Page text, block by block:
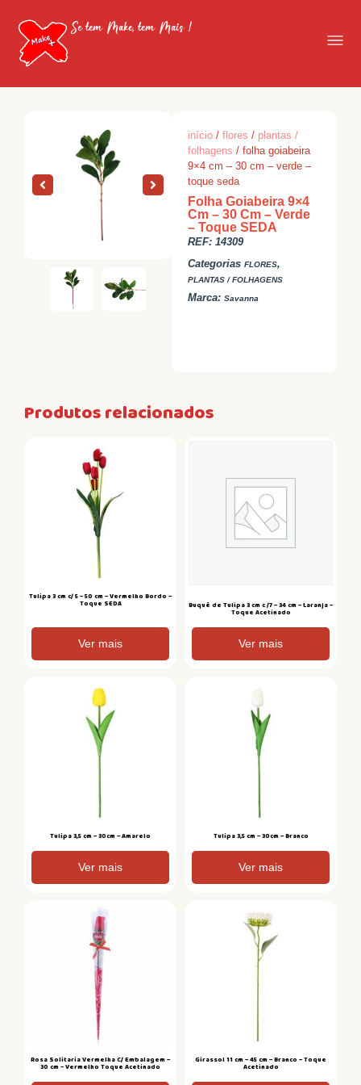
Se tem Make, tem Mais !
início /flores / plantas /
folhagens / folha goiabeira
9×4 cm – 30 cm – verde –
toque seda
Folha Goiabeira 9×4
Cm – 30 Cm – Verde
– Toque SEDA
REF:14309
Categorias FLORES,
PLANTAS / FOLHAGENS
Marca:Savanna
Produtos relacionados
Tulipa 3 cm c/ 5 – 50 cm – Vermelho Bordo –
Toque SEDA
Ver mais
Buquê de Tulipa 3 cm c /7 – 34 cm – Laranja –
Toque Acetinado
Ver mais
Tulipa 3,5 cm – 30cm – Amarelo
Ver mais
Tulipa 3,5 cm – 30cm – Branco
Ver mais
Rosa Solitaria Vermelha C/ Embalagem –
30 cm – Vermelho Toque Acetinado
Girassol 11 cm – 45 cm – Branco – Toque
Acetinado